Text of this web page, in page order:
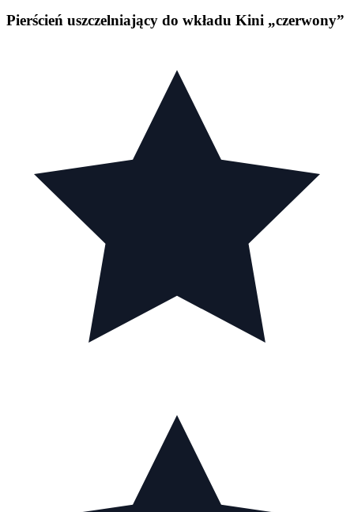
Pierścień uszczelniający do wkładu Kini „czerwony”